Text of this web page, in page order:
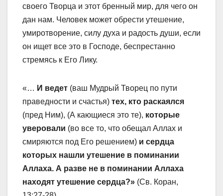
своего Творца и этот бренный мир, для чего он
дан нам. Человек может обрести утешение,
умиротворение, силу духа и радость души, если
он ищет все это в Господе, беспрестанно
стремясь к Его Лику.
«… И ведет (ваш Мудрый Творец по пути
праведности и счастья) тех, кто раскаялся
(пред Ним), (А кающиеся это те), которые
уверовали (во все то, что обещал Аллах и
смиряются под Его решением) и сердца
которых нашли утешение в поминании
Аллаха. А разве не в поминании Аллаха
находят утешение сердца?» (Св. Коран,